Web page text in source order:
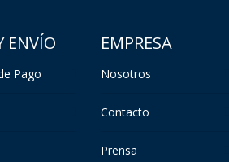
ENVÍO
Pago
EMPRESA
Nosotros
Contacto
Prensa